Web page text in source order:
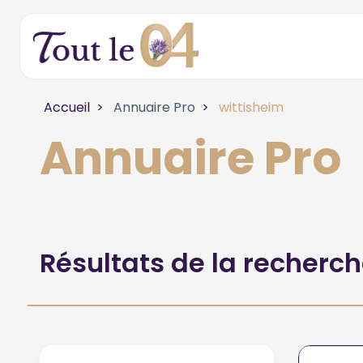
Accueil Annuaire Pro wittisheim
Annuaire Pro
Résultats de la